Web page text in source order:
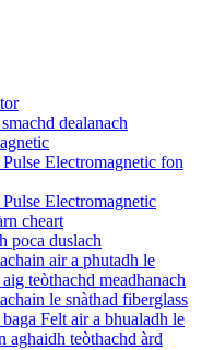
dealanach
Electromagnetic fon
Electromagnetic
cheart
poca duslach
air a phutadh le
teòthachd meadhanach
le snàthad fiberglass
Felt air a bhualadh le
aghaidh teòthachd àrd